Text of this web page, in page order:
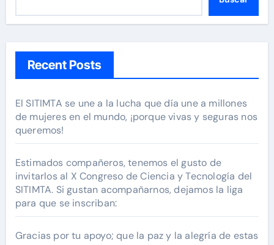
Recent Posts
El SITIMTA se une a la lucha que día une a millones
de mujeres en el mundo, ¡porque vivas y seguras nos
queremos!
Estimados compañeros, tenemos el gusto de
invitarlos al X Congreso de Ciencia y Tecnología del
SITIMTA. Si gustan acompañarnos, dejamos la liga
para que se inscriban:
Gracias por tu apoyo; que la paz y la alegría de estas